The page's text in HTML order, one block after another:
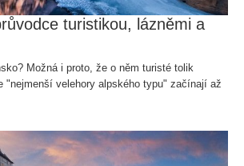
turistikou, lázněmi a
Možná i proto, že o něm turisté tolik
"nejmenší velehory alpského typu" začínají až